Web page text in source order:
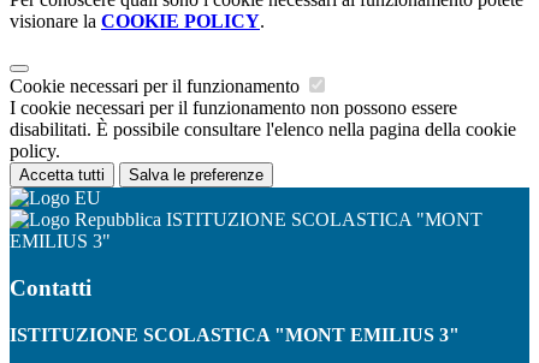
visionare la COOKIE POLICY.
Cookie necessari per il funzionamento
I cookie necessari per il funzionamento non possono essere
disabilitati. È possibile consultare l'elenco nella pagina della cookie
policy.
Accetta tutti Salva le preferenze
ISTITUZIONE SCOLASTICA "MONT
EMILIUS 3"
Contatti
ISTITUZIONE SCOLASTICA "MONT EMILIUS 3"